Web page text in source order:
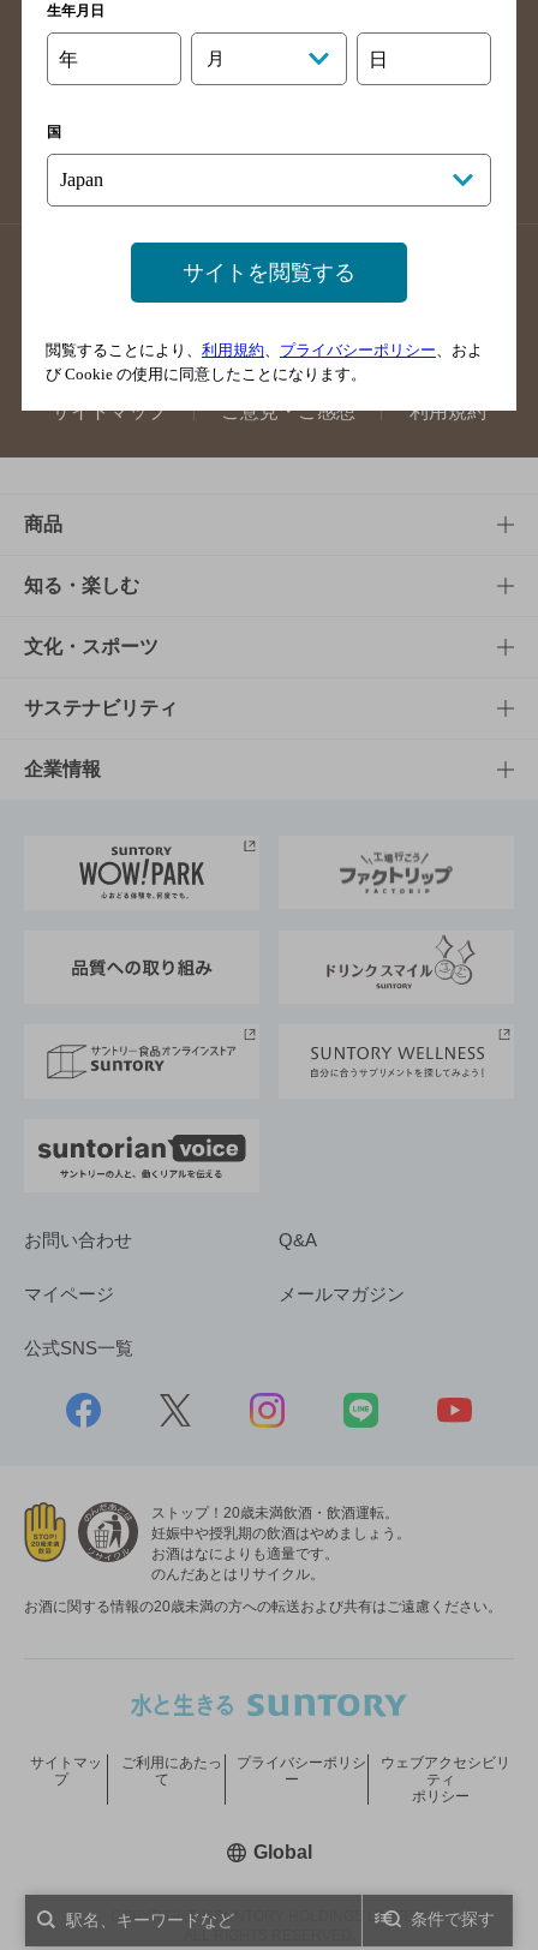
高知県のバー検索
福岡県のバー検索
長崎県のバー検索
佐賀県のバー検索
店舗登録方法のご案内
店舗情報更新方法のご案内
掲載店舗様ログイン
サイトマップ ご意見・ご感想 利用規約
条件で探す
商品
商品TOP
商品一覧
商品発売情報
栄養成分一覧
知る・楽しむ
知る・楽しむTOP
キャンペーン
工場見学
地域情報
文化・スポーツ
文化・スポーツTOP
サントリーホール
サントリーサンバーズ大阪
サステナビリティ
サステナビリティTOP
サントリーが考えるサステナビリティ経営
企業情報
企業概要
採用情報
お問い合わせ Q&A
マイページ メールマガジン
公式SNS一覧
ストップ！20歳未満飲酒・飲酒運転。
妊娠中や授乳期の飲酒はやめましょう。
お酒はなによりも適量です。
のんだあとはリサイクル。
お酒に関する情報の20歳未満の方への転送および共有はご遠慮ください。
COPYRIGHT © SUNTORY HOLDINGS LIMITED.
サイトマッ
プ
ご利用にあたっ
て
プライバシーポリシ
ー
ウェブアクセシビリ
ティ
ポリシー
Global新しいウィンドウで開く
生年月日
年 月 日
国
サイトを閲覧する
閲覧することにより、 利用規約 プライバシーポリシー 、およ
び Cookie の使用に同意したことになります。